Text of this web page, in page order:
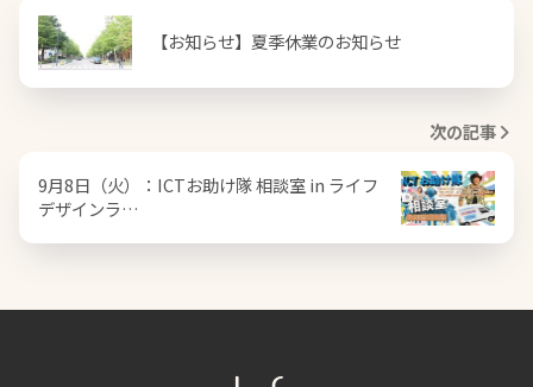
【お知らせ】夏季休業のお知らせ
次の記事
9月8日（火）：ICTお助け隊 相談室 in ライフ
デザインラ…